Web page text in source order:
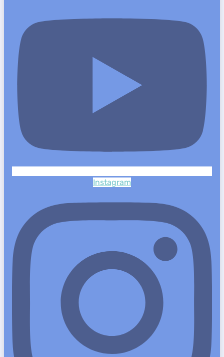
Instagram